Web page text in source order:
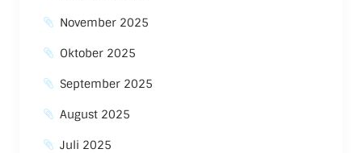
November 2025
Oktober 2025
September 2025
August 2025
Juli 2025